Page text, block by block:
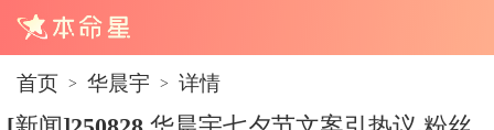
首页 > 华晨宇 > 详情